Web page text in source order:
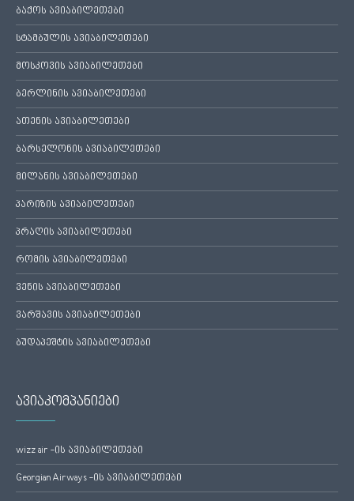
ბაქოს ავიაბილეთები
სტამბულის ავიაბილეთები
მოსკოვის ავიაბილეთები
ბერლინის ავიაბილეთები
ათენის ავიაბილეთები
ბარსელონის ავიაბილეთები
მილანის ავიაბილეთები
პარიზის ავიაბილეთები
პრაღის ავიაბილეთები
რომის ავიაბილეთები
ვენის ავიაბილეთები
ვარშავის ავიაბილეთები
ბუდაპეშტის ავიაბილეთები
ავიაკომპანიები
wizz air -ის ავიაბილეთები
Georgian Airways -ის ავიაბილეთები